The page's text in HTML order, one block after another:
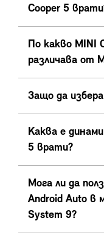
Cooper 5
По какво MINI
различава от
Защо да
Каква е
5 врати?
Мога ли да
Android Auto в
System 9?